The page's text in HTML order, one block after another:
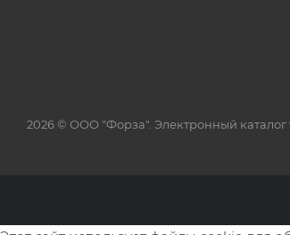
2026 © ООО "Форза". Электронный каталог